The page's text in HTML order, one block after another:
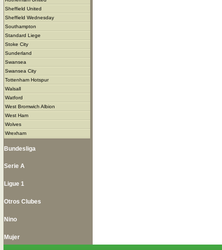
Sheffield United
Sheffield Wednesday
Southampton
Standard Liege
Stoke City
Sunderland
Swansea
Swansea City
Tottenham Hotspur
Walsall
Watford
West Bromwich Albion
West Ham
Wolves
Wrexham
Bundesliga
Serie A
Ligue 1
Otros Clubes
Nino
Mujer